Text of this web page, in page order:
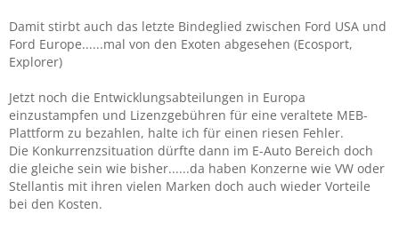
mit viel Marge konzentrieren, der Privatkunde wird auf
langer Sicht auf der Strecke bleiben.
Kuga Mike
Damit stirbt auch das letzte Bindeglied zwischen Ford USA und
Ford Europe......mal von den Exoten abgesehen (Ecosport,
Explorer)
Jetzt noch die Entwicklungsabteilungen in Europa
einzustampfen und Lizenzgebühren für eine veraltete MEB-
Plattform zu bezahlen, halte ich für einen riesen Fehler.
Die Konkurrenzsituation dürfte dann im E-Auto Bereich doch
die gleiche sein wie bisher......da haben Konzerne wie VW oder
Stellantis mit ihren vielen Marken doch auch wieder Vorteile
bei den Kosten.